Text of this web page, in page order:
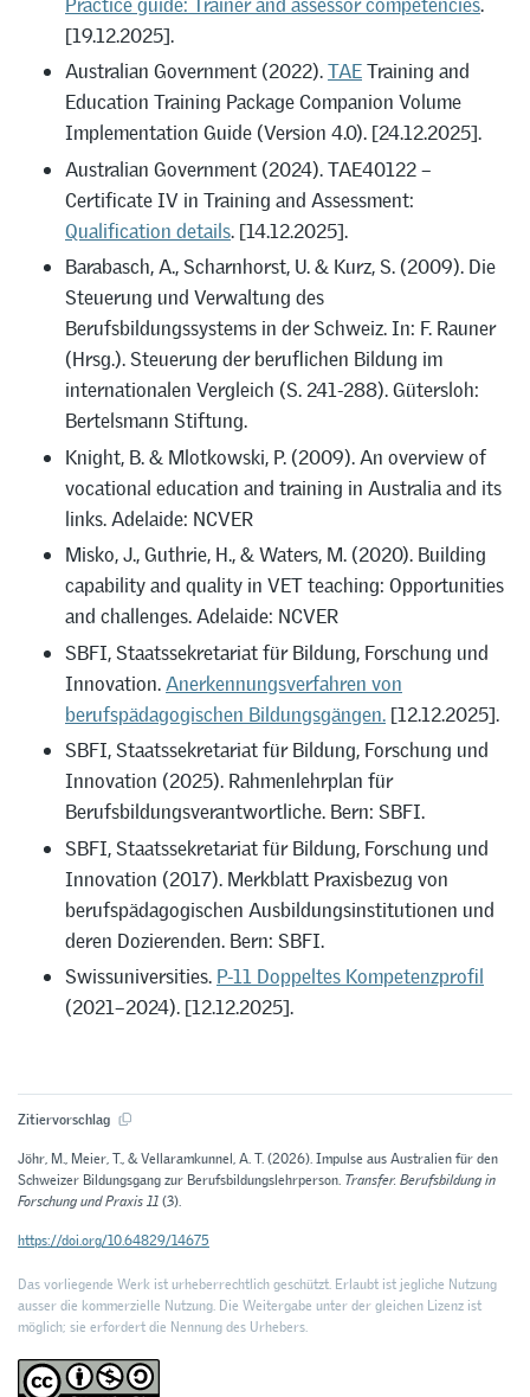
[19.12.2025].
Australian Government (2022).TAETraining and
Education Training Package Companion Volume
Implementation Guide (Version 4.0). [24.12.2025].
Australian Government (2024). TAE40122 –
Certificate IV in Training and Assessment:
Qualification details. [14.12.2025].
Barabasch, A., Scharnhorst, U. & Kurz, S. (2009). Die
Steuerung und Verwaltung des
Berufsbildungssystems in der Schweiz. In: F. Rauner
(Hrsg.). Steuerung der beruflichen Bildung im
internationalen Vergleich (S. 241-288). Gütersloh:
Bertelsmann Stiftung.
Knight, B. & Mlotkowski, P. (2009). An overview of
vocational education and training in Australia and its
links. Adelaide: NCVER
Misko, J., Guthrie, H., & Waters, M. (2020). Building
capability and quality in VET teaching: Opportunities
and challenges. Adelaide: NCVER
SBFI, Staatssekretariat für Bildung, Forschung und
Innovation.Anerkennungsverfahren von
berufspädagogischen Bildungsgängen. [12.12.2025].
SBFI, Staatssekretariat für Bildung, Forschung und
Innovation (2025). Rahmenlehrplan für
Berufsbildungsverantwortliche. Bern: SBFI.
SBFI, Staatssekretariat für Bildung, Forschung und
Innovation (2017). Merkblatt Praxisbezug von
berufspädagogischen Ausbildungsinstitutionen und
deren Dozierenden. Bern: SBFI.
Swissuniversities. P-11 Doppeltes Kompetenzprofil
(2021–2024). [12.12.2025].
Zitiervorschlag
Jöhr, M., Meier, T., & Vellaramkunnel, A. T. (2026). Impulse aus Australien für den
Schweizer Bildungsgang zur Berufsbildungslehrperson. Transfer. Berufsbildung in
Forschung und Praxis 11(3).
https://doi.org/10.64829/14675
Das vorliegende Werk ist urheberrechtlich geschützt. Erlaubt ist jegliche Nutzung
ausser die kommerzielle Nutzung. Die Weitergabe unter der gleichen Lizenz ist
möglich; sie erfordert die Nennung des Urhebers.